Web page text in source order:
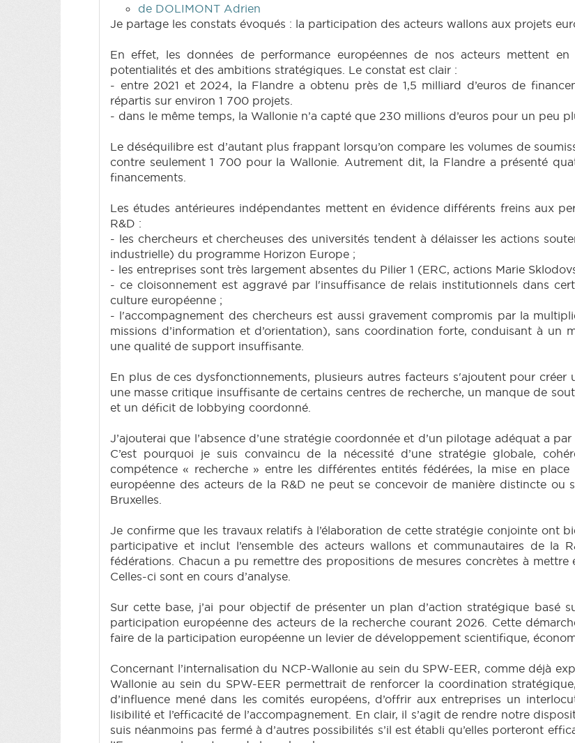
de DOLIMONT Adrien
Je partage les constats évoqués : la participation des acteurs wallons aux projets
En effet, les données de performance européennes de nos acteurs mettent
potentialités et des ambitions stratégiques. Le constat est clair :
- entre 2021 et 2024, la Flandre a obtenu près de 1,5 milliard d’euros de
répartis sur environ 1 700 projets.
- dans le même temps, la Wallonie n’a capté que 230 millions d’euros pour un peu
Le déséquilibre est d’autant plus frappant lorsqu’on compare les volumes de
contre seulement 1 700 pour la Wallonie. Autrement dit, la Flandre a présenté
financements.
Les études antérieures indépendantes mettent en évidence différents freins aux
R&D :
- les chercheurs et chercheuses des universités tendent à délaisser les actions
industrielle) du programme Horizon Europe ;
- les entreprises sont très largement absentes du Pilier 1 (ERC, actions Marie
- ce cloisonnement est aggravé par l'insuffisance de relais institutionnels dans
culture européenne ;
- l'accompagnement des chercheurs est aussi gravement compromis par la
missions d’information et d’orientation), sans coordination forte, conduisant à
une qualité de support insuffisante.
En plus de ces dysfonctionnements, plusieurs autres facteurs s'ajoutent pour
une masse critique insuffisante de certains centres de recherche, un manque de
et un déficit de lobbying coordonné.
J’ajouterai que l’absence d’une stratégie coordonnée et d’un pilotage adéquat a
C’est pourquoi je suis convaincu de la nécessité d’une stratégie globale,
compétence « recherche » entre les différentes entités fédérées, la mise en
européenne des acteurs de la R&D ne peut se concevoir de manière distincte ou
Bruxelles.
Je confirme que les travaux relatifs à l’élaboration de cette stratégie conjointe ont
participative et inclut l’ensemble des acteurs wallons et communautaires de la
fédérations. Chacun a pu remettre des propositions de mesures concrètes à
Celles-ci sont en cours d’analyse.
Sur cette base, j’ai pour objectif de présenter un plan d’action stratégique basé
participation européenne des acteurs de la recherche courant 2026. Cette
faire de la participation européenne un levier de développement scientifique,
Concernant l’internalisation du NCP-Wallonie au sein du SPW-EER, comme déjà
Wallonie au sein du SPW-EER permettrait de renforcer la coordination
d’influence mené dans les comités européens, d’offrir aux entreprises un
lisibilité et l’efficacité de l’accompagnement. En clair, il s’agit de rendre notre
suis néanmoins pas fermé à d’autres possibilités s’il est établi qu’elles porteront